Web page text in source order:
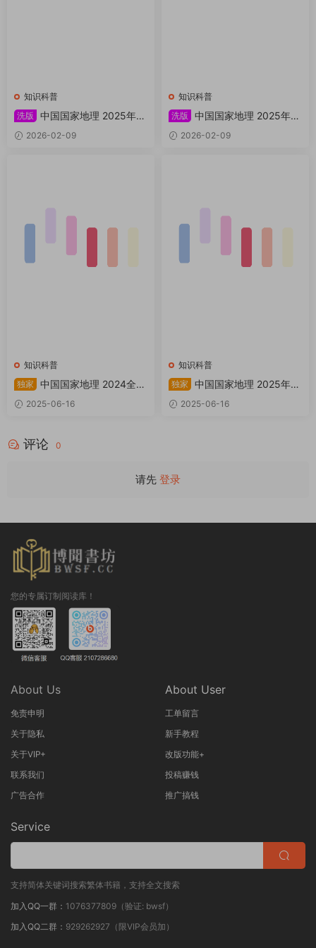
知识科普
洗版
中国国家地理 2025年增
刊：长白秘境吉线G311 PDF
2026-02-09
知识科普
洗版
中国国家地理 2025年特
刊：湖北神武峡 PDF
2026-02-09
知识科普
独家
中国国家地理 2024全年
共12本 PDF
2025-06-16
知识科普
独家
中国国家地理 2025年增
刊：阿克苏 PDF
2025-06-16
评论 0
请先 登录
您的专属订制阅读库！
About Us
免责申明
关于隐私
关于VIP+
联系我们
广告合作
About User
工单留言
新手教程
改版功能+
投稿赚钱
推广搞钱
Service
支持简体关键词搜索繁体书籍，支持全文搜索
加入QQ一群： 1076377809（验证: bwsf）
加入QQ二群： 929262927（限VIP会员加）